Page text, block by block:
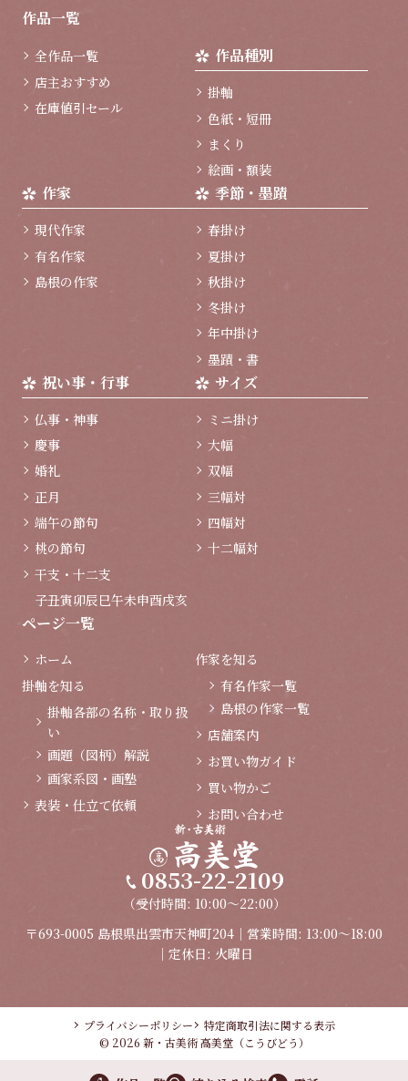
作品一覧
全作品一覧
店主おすすめ
在庫値引セール
作品種別
掛軸
色紙・短冊
まくり
絵画・額装
作家
現代作家
有名作家
島根の作家
季節・墨蹟
春掛け
夏掛け
秋掛け
冬掛け
年中掛け
墨蹟・書
祝い事・行事
仏事・神事
慶事
婚礼
正月
端午の節句
桃の節句
干支・十二支
子丑寅卯辰巳午未申酉戌亥
サイズ
ミニ掛け
大幅
双幅
三幅対
四幅対
十二幅対
ページ一覧
ホーム
掛軸を知る
掛軸各部の名称・取り扱
い
画題（図柄）解説
画家系図・画塾
表装・仕立て依頼
作家を知る
有名作家一覧
島根の作家一覧
店舗案内
お買い物ガイド
買い物かご
お問い合わせ
0853-22-2109
（受付時間: 10:00～22:00）
〒693-0005 島根県出雲市天神町204｜営業時間: 13:00～18:00
｜定休日: 火曜日
プライバシーポリシー
特定商取引法に関する表示
© 2026 新・古美術 高美堂（こうびどう）